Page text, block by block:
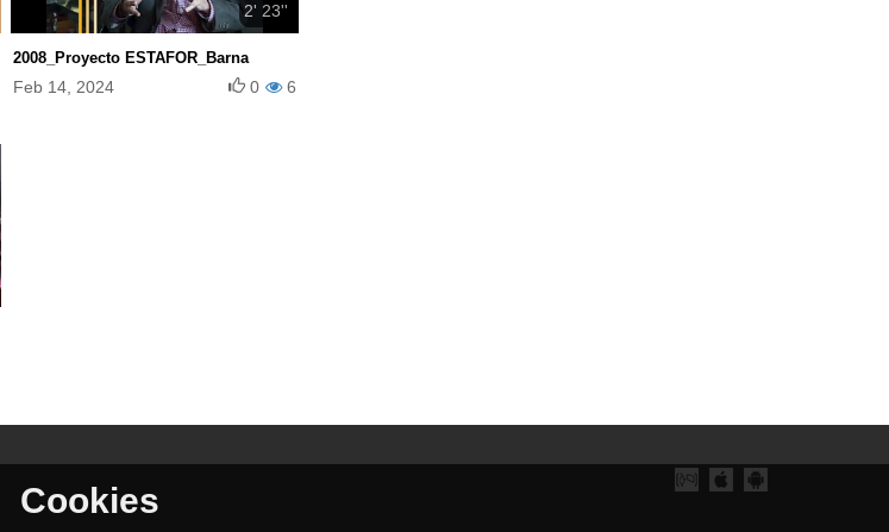
2' 23''
2008_Proyecto ESTAFOR_Barna
Feb 14, 2024 6
0
Cookies